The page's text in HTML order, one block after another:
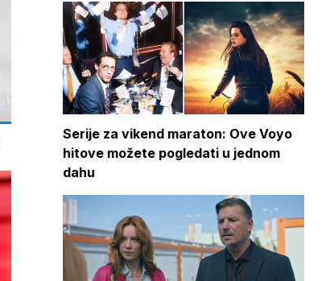
Serije za vikend maraton: Ove Voyo
hitove možete pogledati u jednom
dahu